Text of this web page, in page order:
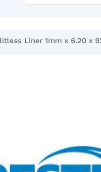
Liner 1mm x 6.20 x